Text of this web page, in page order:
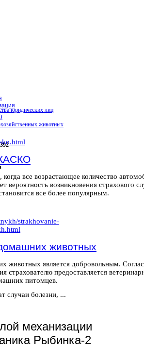
юридических лиц
животных
все возрастающее количество
вероятность возникновения страхового
все более популярным.
животных
животных является добровольным.
страхователю предоставляется
питомцев.
случаи болезни, ...
механизации
Рыбинка-2